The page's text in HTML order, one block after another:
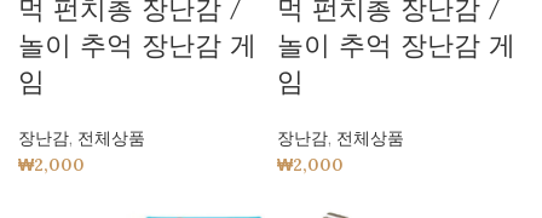
먹 펀치총 장난감 /
놀이 추억 장난감 게
임
장난감, 전체상품
₩2,000
먹 펀치총 장난감 /
놀이 추억 장난감 게
임
장난감, 전체상품
₩2,000